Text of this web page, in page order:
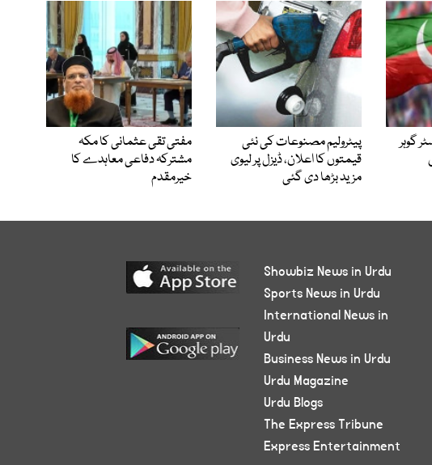
گوہر
پیٹرولیم مصنوعات کی نئی
قیمتوں کا اعلان، ڈیزل پر لیوی
مزید بڑھا دی گئی
مفتی تقی عثمانی کا مکہ
مشترکہ دفاعی معاہدے کا
خیرمقدم
Showbiz News in Urdu
Sports News in Urdu
International News in
Urdu
Business News in Urdu
Urdu Magazine
Urdu Blogs
The Express Tribune
Express Entertainment